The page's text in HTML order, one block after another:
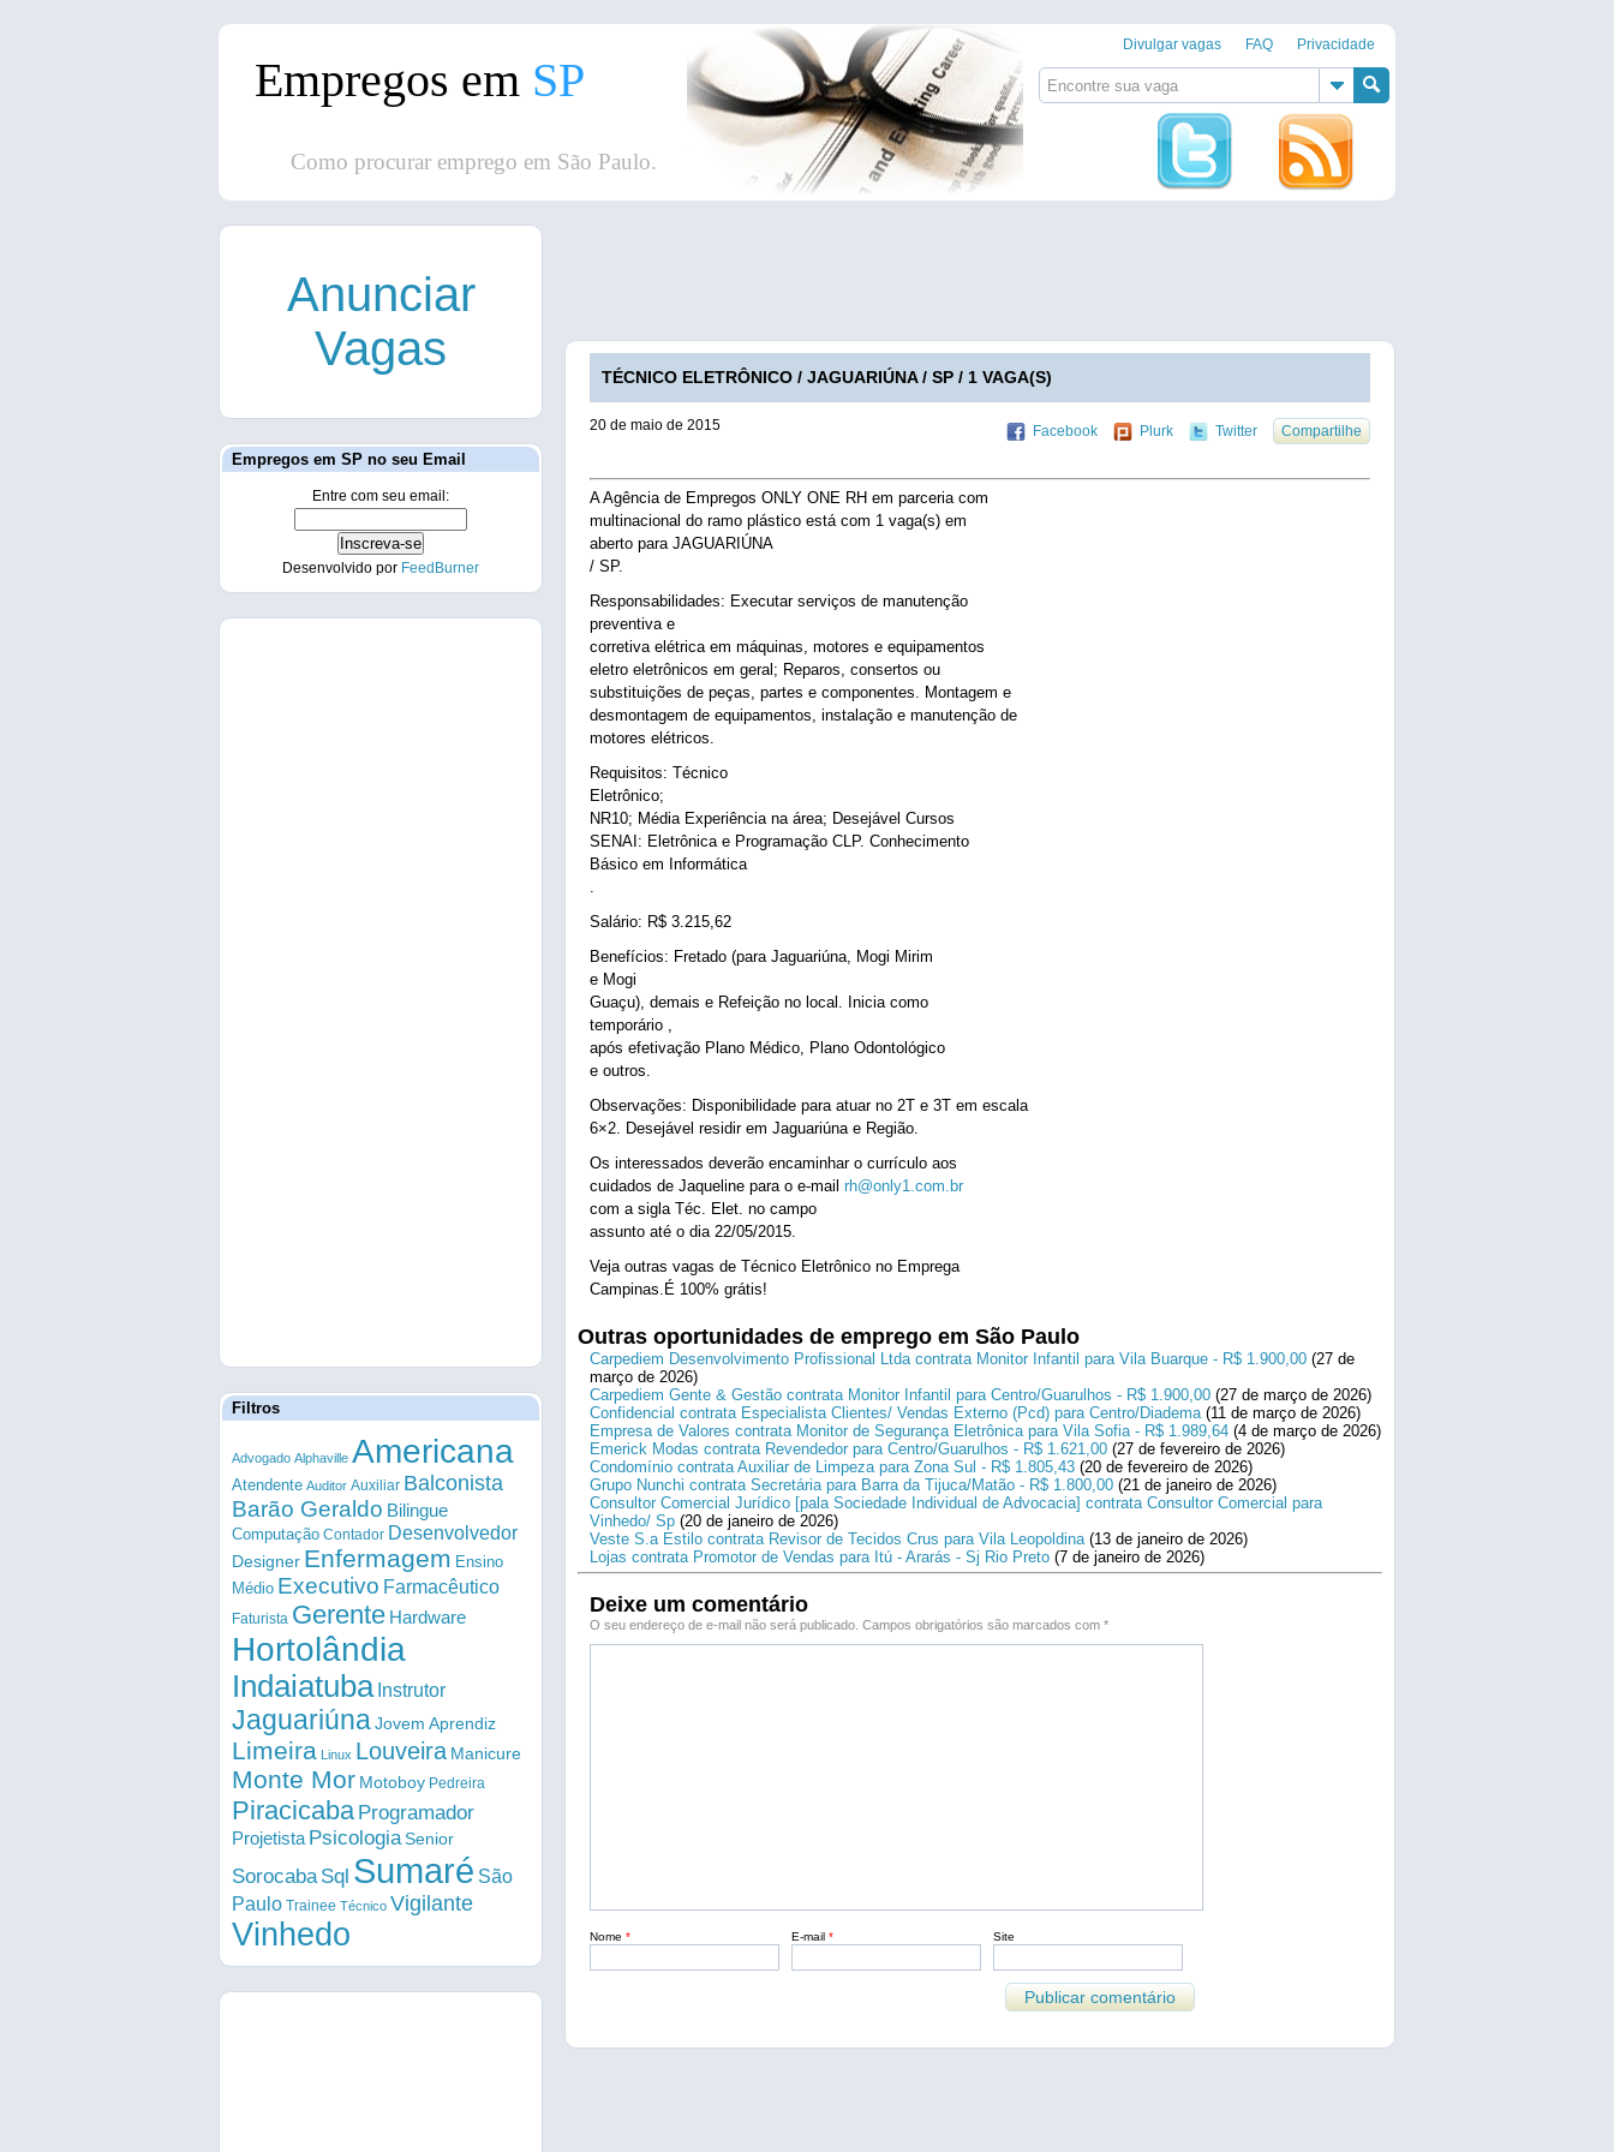
Divulgar vagas FAQ Privacidade
Empregos em SP
Como procurar emprego em São Paulo.
TÉCNICO ELETRÔNICO / JAGUARIÚNA / SP / 1 VAGA(S)
20 de maio de 2015 Facebook Plurk Twitter Compartilhe
A Agência de Empregos ONLY ONE RH em parceria com
multinacional do ramo plástico está com 1 vaga(s) em
aberto para JAGUARIÚNA
/ SP.
Responsabilidades: Executar serviços de manutenção
preventiva e
corretiva elétrica em máquinas, motores e equipamentos
eletro eletrônicos em geral; Reparos, consertos ou
substituições de peças, partes e componentes. Montagem e
desmontagem de equipamentos, instalação e manutenção de
motores elétricos.
Requisitos: Técnico
Eletrônico;
NR10; Média Experiência na área; Desejável Cursos
SENAI: Eletrônica e Programação CLP. Conhecimento
Básico em Informática
.
Salário: R$ 3.215,62
Benefícios: Fretado (para Jaguariúna, Mogi Mirim
e Mogi
Guaçu), demais e Refeição no local. Inicia como
temporário ,
após efetivação Plano Médico, Plano Odontológico
e outros.
Observações: Disponibilidade para atuar no 2T e 3T em escala
6×2. Desejável residir em Jaguariúna e Região.
Os interessados deverão encaminhar o currículo aos
cuidados de Jaqueline para o e-mail rh@only1.com.br
com a sigla Téc. Elet. no campo
assunto até o dia 22/05/2015.
Veja outras vagas de Técnico Eletrônico no Emprega
Campinas.É 100% grátis!
Outras oportunidades de emprego em São Paulo
Carpediem Desenvolvimento Profissional Ltda contrata Monitor Infantil para Vila Buarque - R$ 1.900,00 (27 de
março de 2026)
Carpediem Gente & Gestão contrata Monitor Infantil para Centro/Guarulhos - R$ 1.900,00 (27 de março de 2026)
Confidencial contrata Especialista Clientes/ Vendas Externo (Pcd) para Centro/Diadema(11 de março de 2026)
Empresa de Valores contrata Monitor de Segurança Eletrônica para Vila Sofia - R$ 1.989,64 (4 de março de 2026)
Emerick Modas contrata Revendedor para Centro/Guarulhos - R$ 1.621,00 (27 de fevereiro de 2026)
Condomínio contrata Auxiliar de Limpeza para Zona Sul - R$ 1.805,43 (20 de fevereiro de 2026)
Grupo Nunchi contrata Secretária para Barra da Tijuca/Matão - R$ 1.800,00 (21 de janeiro de 2026)
Consultor Comercial Jurídico [pala Sociedade Individual de Advocacia] contrata Consultor Comercial para
Vinhedo/ Sp (20 de janeiro de 2026)
Veste S.a Estilo contrata Revisor de Tecidos Crus para Vila Leopoldina(13 de janeiro de 2026)
Lojas contrata Promotor de Vendas para Itú - Ararás - Sj Rio Preto (7 de janeiro de 2026)
Deixe um comentário
O seu endereço de e-mail não será publicado. Campos obrigatórios são marcados com *
Nome * E-mail * Site
Anunciar
Vagas
Empregos em SP no seu Email
Entre com seu email:
Desenvolvido por FeedBurner
Filtros
Advogado Alphaville Americana
Atendente Auditor Auxiliar Balconista
Barão Geraldo Bilingue
Computação Contador Desenvolvedor
Designer Enfermagem Ensino
Médio Executivo Farmacêutico
Faturista Gerente Hardware
Hortolândia
Indaiatuba Instrutor
Jaguariúna Jovem Aprendiz
Limeira Linux Louveira Manicure
Monte Mor Motoboy Pedreira
Piracicaba Programador
Projetista PsicologiaSenior
Sorocaba Sql Sumaré São
Paulo Trainee Técnico Vigilante
Vinhedo